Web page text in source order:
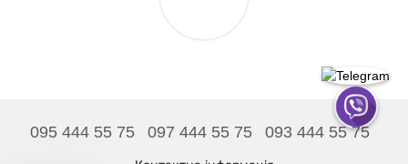
095 444 55 75 097 444 55 75 093 444 55 75